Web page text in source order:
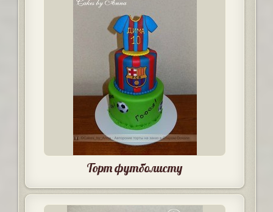
Торт футболисту